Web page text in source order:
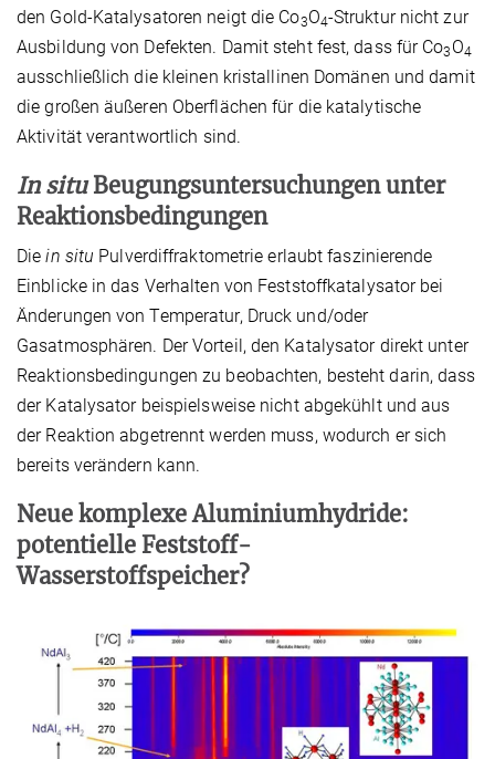
den Gold-Katalysatoren neigt die Co3O4-Struktur nicht zur
Ausbildung von Defekten. Damit steht fest, dass für Co3 O4
ausschließlich die kleinen kristallinen Domänen und damit
die großen äußeren Oberflächen für die katalytische
Aktivität verantwortlich sind.
In situBeugungsuntersuchungen unter
Reaktionsbedingungen
Diein situ Pulverdiffraktometrie erlaubt faszinierende
Einblicke in das Verhalten von Feststoffkatalysator bei
Änderungen von Temperatur, Druck und/oder
Gasatmosphären. Der Vorteil, den Katalysator direkt unter
Reaktionsbedingungen zu beobachten, besteht darin, dass
der Katalysator beispielsweise nicht abgekühlt und aus
der Reaktion abgetrennt werden muss, wodurch er sich
bereits verändern kann.
Neue komplexe Aluminiumhydride:
potentielle Feststoff-
Wasserstoffspeicher?